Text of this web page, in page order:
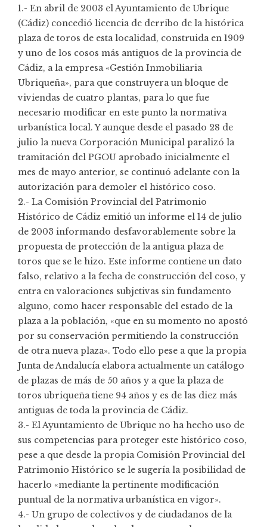
1.- En abril de 2003 el Ayuntamiento de Ubrique
(Cádiz) concedió licencia de derribo de la histórica
plaza de toros de esta localidad, construida en 1909
y uno de los cosos más antiguos de la provincia de
Cádiz, a la empresa «Gestión Inmobiliaria
Ubriqueña», para que construyera un bloque de
viviendas de cuatro plantas, para lo que fue
necesario modificar en este punto la normativa
urbanística local. Y aunque desde el pasado 28 de
julio la nueva Corporación Municipal paralizó la
tramitación del PGOU aprobado inicialmente el
mes de mayo anterior, se continuó adelante con la
autorización para demoler el histórico coso.
2.- La Comisión Provincial del Patrimonio
Histórico de Cádiz emitió un informe el 14 de julio
de 2003 informando desfavorablemente sobre la
propuesta de protección de la antigua plaza de
toros que se le hizo. Este informe contiene un dato
falso, relativo a la fecha de construcción del coso, y
entra en valoraciones subjetivas sin fundamento
alguno, como hacer responsable del estado de la
plaza a la población, «que en su momento no apostó
por su conservación permitiendo la construcción
de otra nueva plaza». Todo ello pese a que la propia
Junta de Andalucía elabora actualmente un catálogo
de plazas de más de 50 años y a que la plaza de
toros ubriqueña tiene 94 años y es de las diez más
antiguas de toda la provincia de Cádiz.
3.- El Ayuntamiento de Ubrique no ha hecho uso de
sus competencias para proteger este histórico coso,
pese a que desde la propia Comisión Provincial del
Patrimonio Histórico se le sugería la posibilidad de
hacerlo «mediante la pertinente modificación
puntual de la normativa urbanística en vigor».
4.- Un grupo de colectivos y de ciudadanos de la